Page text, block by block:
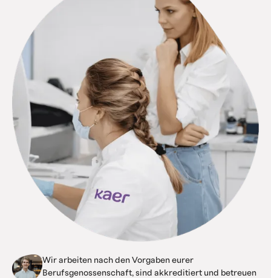
Wir arbeiten nach den Vorgaben eurer
Berufsgenossenschaft, sind akkreditiert und betreuen